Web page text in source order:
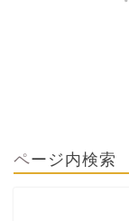
ページ内検索